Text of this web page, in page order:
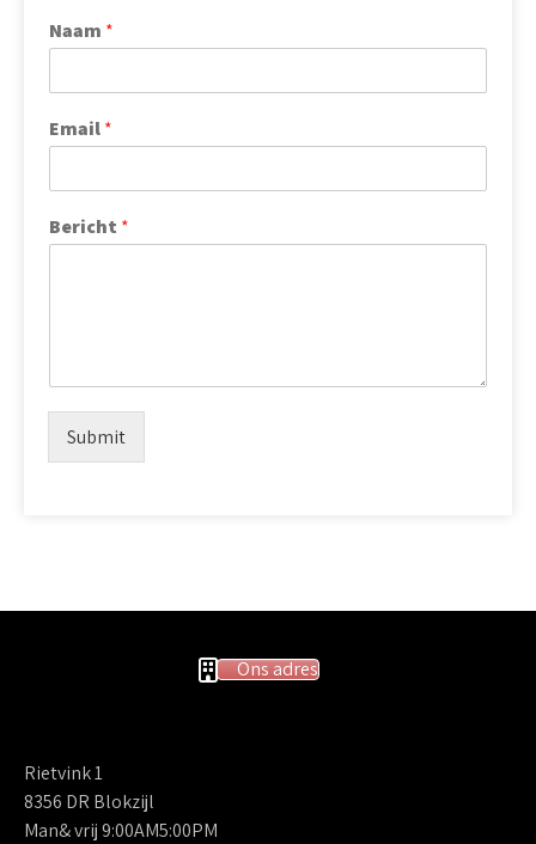
Naam *
Email*
Bericht *
Submit
Ons adres
Rietvink 1
8356 DR Blokzijl
Man& vrij 9:00AM5:00PM